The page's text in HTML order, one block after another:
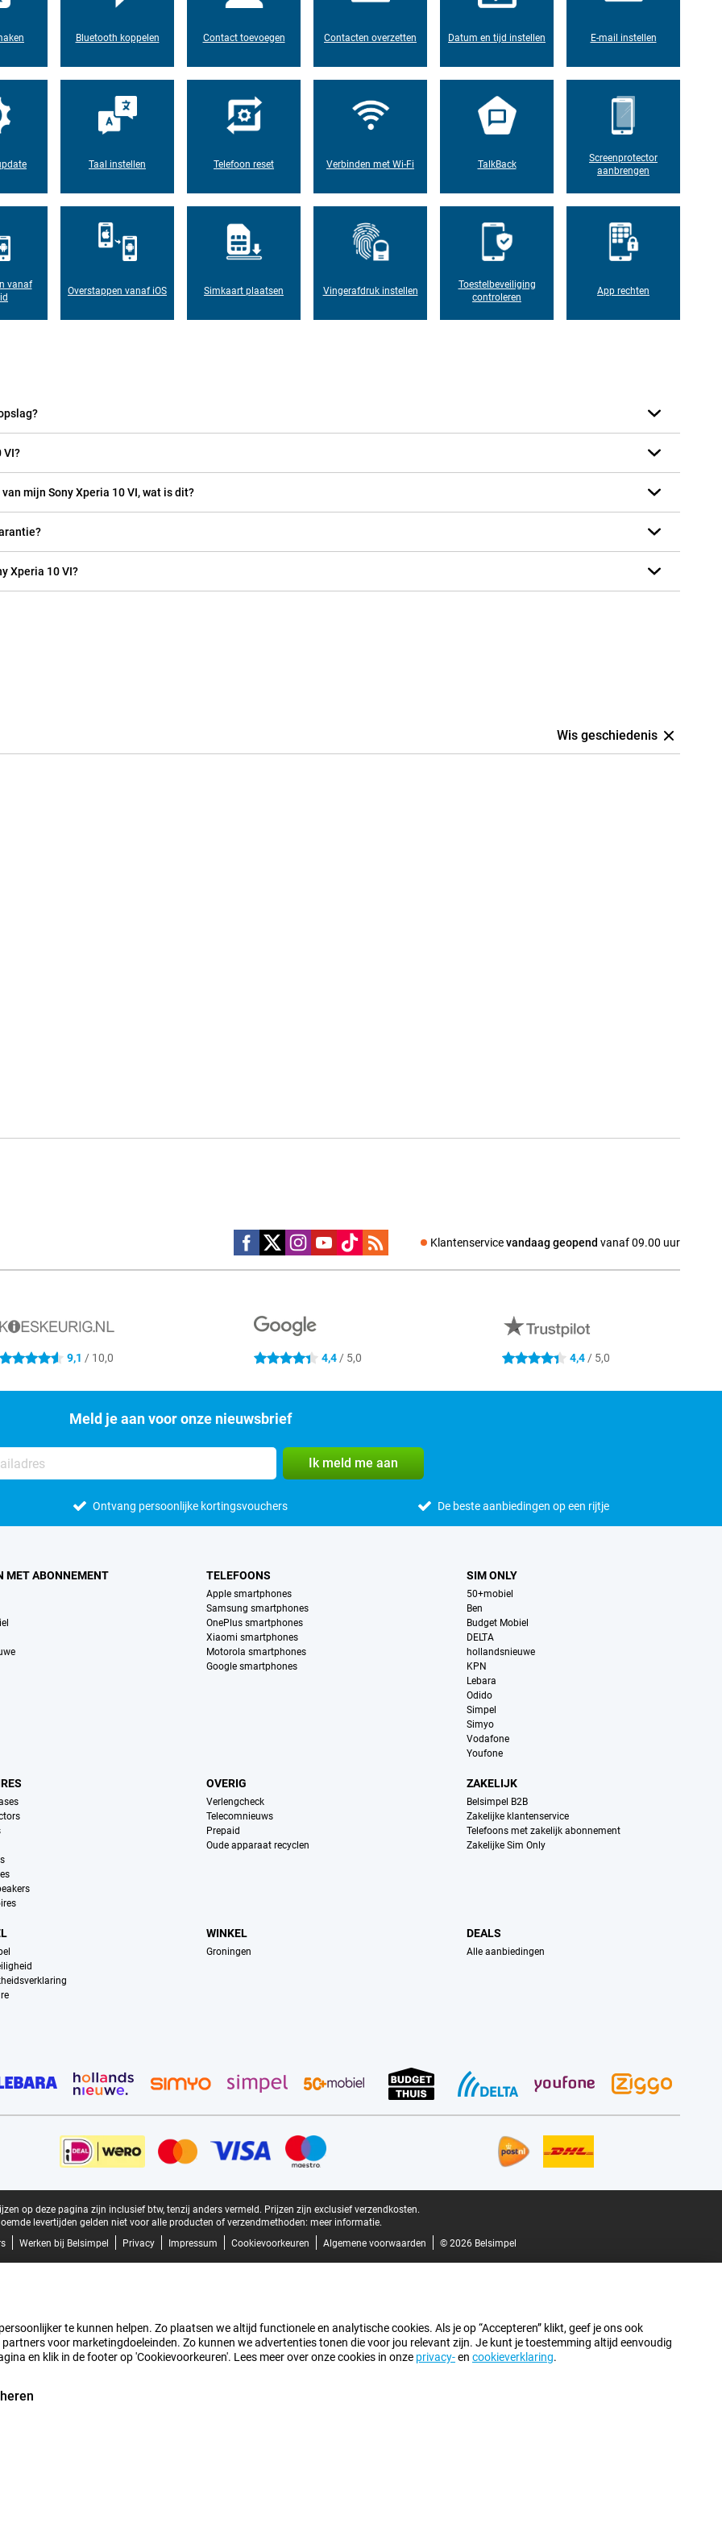
Bluetooth koppelen Contact toevoegen Contacten overzetten Datum en tijd instellen E-mail instellen
Taal instellen Telefoon reset Verbinden met Wi-Fi TalkBack
Screenprotector
aanbrengen
vanaf
Overstappen vanaf iOS Simkaart plaatsen Vingerafdruk instellen
Toestelbeveiliging
controleren
App rechten
VI?
mijn Sony Xperia 10 VI, wat is dit?
Xperia 10 VI?
Wis geschiedenis
Klantenservicevandaag geopend vanaf 09.00 uur
Social media
sterren 9,1 / 10,0 4.4 sterren 4,4 / 5,0 4.4 sterren 4,4 / 5,0
Meld je aan voor onze nieuwsbrief
Ik meld me aan
Ontvang persoonlijke kortingsvouchers De beste aanbiedingen op een rijtje
MET ABONNEMENT TELEFOONS
Apple smartphones
Samsung smartphones
OnePlus smartphones
Xiaomi smartphones
Motorola smartphones
Google smartphones
SIM ONLY
50+mobiel
Ben
Budget Mobiel
DELTA
hollandsnieuwe
KPN
Lebara
Odido
Simpel
Simyo
Vodafone
Youfone
OVERIG
Verlengcheck
Telecomnieuws
Prepaid
Oude apparaat recyclen
ZAKELIJK
Belsimpel B2B
Zakelijke klantenservice
Telefoons met zakelijk abonnement
Zakelijke Sim Only
WINKEL
Groningen
DEALS
Alle aanbiedingen
op deze pagina zijn inclusief btw, tenzij anders vermeld. Prijzen zijn exclusief verzendkosten.
levertijden gelden niet voor alle producten of verzendmethoden: meer informatie.
Werken bij Belsimpel Privacy Impressum Cookievoorkeuren Algemene voorwaarden © 2026 Belsimpel
te kunnen helpen. Zo plaatsen we altijd functionele en analytische cookies. Als je op “Accepteren” klikt, geef je ons ook
voor marketingdoeleinden. Zo kunnen we advertenties tonen die voor jou relevant zijn. Je kunt je toestemming altijd eenvoudig
en klik in de footer op 'Cookievoorkeuren'. Lees meer over onze cookies in onze privacy-en cookieverklaring.